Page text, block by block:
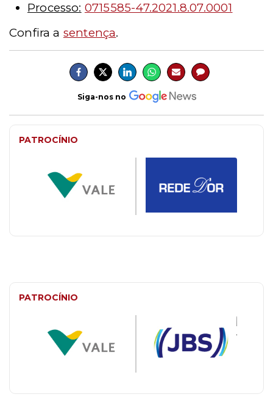
Processo: 0715585-47.2021.8.07.0001
Confira a sentença.
Siga-nos no
PATROCÍNIO
PATROCÍNIO